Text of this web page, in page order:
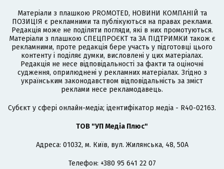
Матеріали з плашкою PROMOTED, НОВИНИ КОМПАНІЙ та
ПОЗИЦІЯ є рекламними та публікуються на правах реклами.
Редакція може не поділяти погляди, які в них промотуються.
Матеріали з плашкою СПЕЦПРОЄКТ та ЗА ПІДТРИМКИ також є
рекламними, проте редакція бере участь у підготовці цього
контенту і поділяє думки, висловлені у цих матеріалах.
Редакція не несе відповідальності за факти та оціночні
судження, оприлюднені у рекламних матеріалах. Згідно з
українським законодавством відповідальність за зміст
реклами несе рекламодавець.
Cубєкт у сфері онлайн-медіа; ідентифікатор медіа - R40-02163.
ТОВ "УП Медіа Плюс"
Адреса: 01032, м. Київ, вул. Жилянська, 48, 50А
Телефон: +380 95 641 22 07